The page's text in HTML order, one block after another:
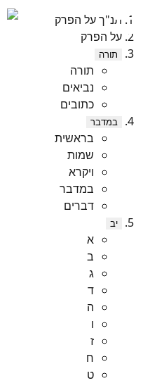
תנ"ך על הפרק
על הפרק
תורה
תורה
נביאים
כתובים
במדבר
בראשית
שמות
ויקרא
במדבר
דברים
יב
א
ב
ג
ד
ה
ו
ז
ח
ט